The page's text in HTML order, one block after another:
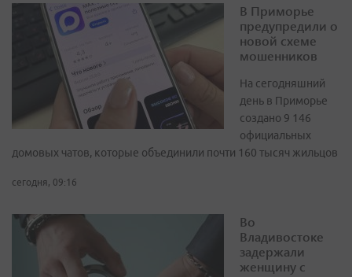
В Приморье
предупредили о
новой схеме
мошенников
На сегодняшний
день в Приморье
создано 9 146
официальных
домовых чатов, которые объединили почти 160 тысяч жильцов
сегодня, 09:16
Во
Владивостоке
задержали
женщину с